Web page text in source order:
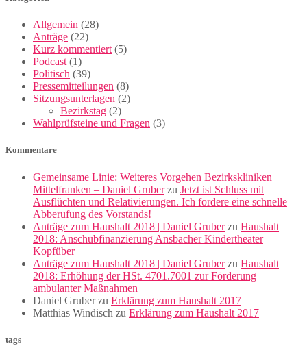
Allgemein (28)
Anträge (22)
Kurz kommentiert (5)
Podcast (1)
Politisch (39)
Pressemitteilungen (8)
Sitzungsunterlagen (2)
Bezirkstag (2)
Wahlprüfsteine und Fragen (3)
Kommentare
Gemeinsame Linie: Weiteres Vorgehen Bezirkskliniken
Mittelfranken – Daniel Gruberzu Jetzt ist Schluss mit
Ausflüchten und Relativierungen. Ich fordere eine schnelle
Abberufung des Vorstands!
Anträge zum Haushalt 2018 | Daniel Gruberzu Haushalt
2018: Anschubfinanzierung Ansbacher Kindertheater
Kopfüber
Anträge zum Haushalt 2018 | Daniel Gruberzu Haushalt
2018: Erhöhung der HSt. 4701.7001 zur Förderung
ambulanter Maßnahmen
Daniel Gruberzu Erklärung zum Haushalt 2017
Matthias Windisch zu Erklärung zum Haushalt 2017
tags